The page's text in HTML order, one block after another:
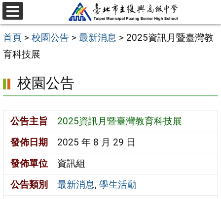
跳
至
主
要
容
區
選
單
首頁 > 校園公告 > 最新消息 > 2025資訊月暨臺灣教
育科技展
校園公告
公告主旨
2025資訊月暨臺灣教育科技展
發佈日期
2025 年 8 月 29 日
發佈單位
資訊組
公告類別
最新消息,學生活動